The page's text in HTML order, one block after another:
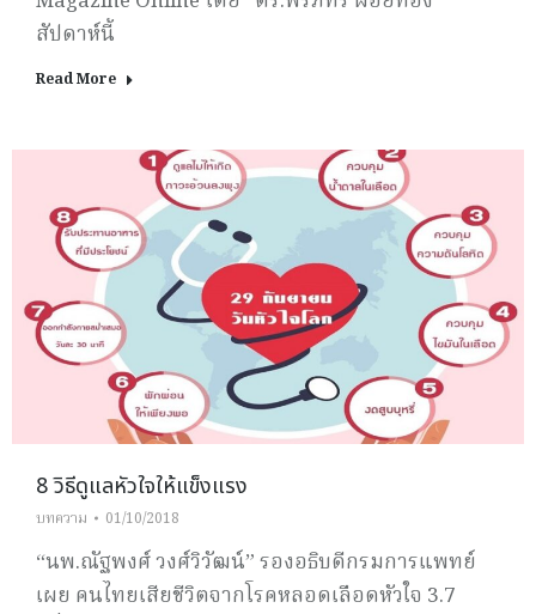
สัปดาห์นี้
Read More
8 วิธีดูแลหัวใจให้แข็งแรง
บทความ 01/10/2018
“นพ.ณัฐพงศ์ วงศ์วิวัฒน์” รองอธิบดีกรมการแพทย์
เผย คนไทยเสียชีวิตจากโรคหลอดเลือดหัวใจ 3.7